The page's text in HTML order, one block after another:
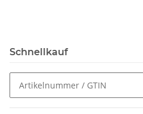
Schnellkauf